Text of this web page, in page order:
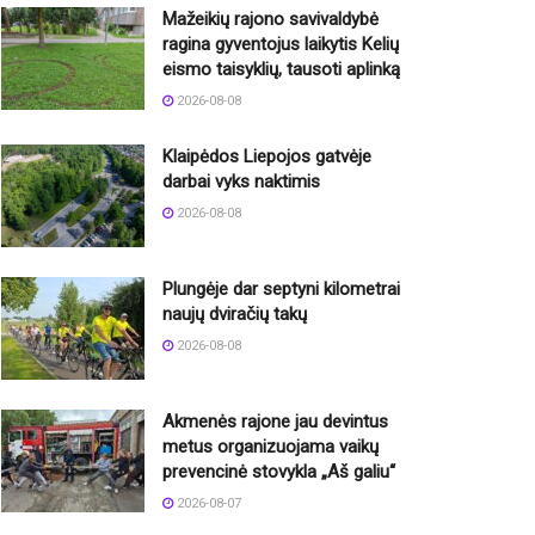
Mažeikių rajono savivaldybė
ragina gyventojus laikytis Kelių
eismo taisyklių, tausoti aplinką
2026-08-08
Klaipėdos Liepojos gatvėje
darbai vyks naktimis
2026-08-08
Plungėje dar septyni kilometrai
naujų dviračių takų
2026-08-08
Akmenės rajone jau devintus
metus organizuojama vaikų
prevencinė stovykla „Aš galiu“
2026-08-07